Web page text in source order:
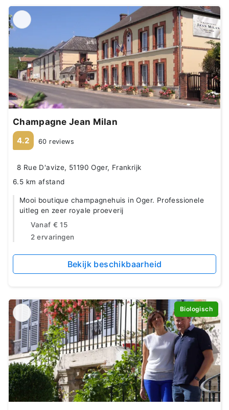
Champagne Jean Milan
4.2 60 reviews
8 Rue D'avize, 51190 Oger, Frankrijk
6.5 km afstand
Mooi boutique champagnehuis in Oger. Professionele
uitleg en zeer royale proeverij
Vanaf € 15
2 ervaringen
Bekijk beschikbaarheid
Biologisch